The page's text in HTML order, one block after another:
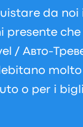
da noi
presente
/ Авто-
o per i